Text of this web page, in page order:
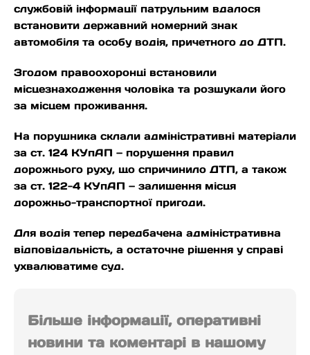
службовій інформації патрульним вдалося
встановити державний номерний знак
автомобіля та особу водія, причетного до ДТП.
Згодом правоохоронці встановили
місцезнаходження чоловіка та розшукали його
за місцем проживання.
На порушника склали адміністративні матеріали
за ст. 124 КУпАП — порушення правил
дорожнього руху, що спричинило ДТП, а також
за ст. 122-4 КУпАП — залишення місця
дорожньо-транспортної пригоди.
Для водія тепер передбачена адміністративна
відповідальність, а остаточне рішення у справі
ухвалюватиме суд.
Більше інформації, оперативні
новини та коментарі в нашому